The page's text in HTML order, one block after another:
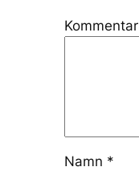
Kommentar
Namn *